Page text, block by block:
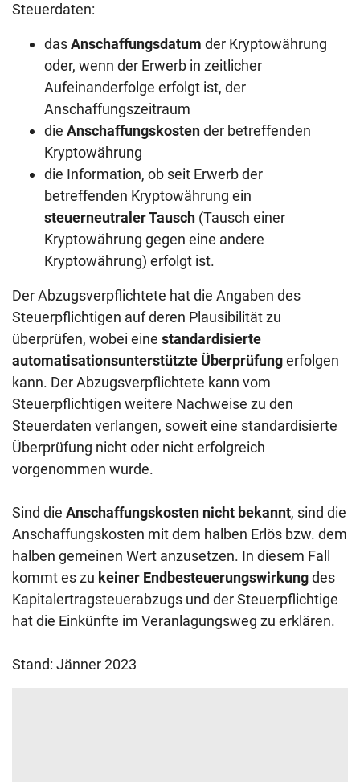
Steuerdaten:
dasAnschaffungsdatum der Kryptowährung
oder, wenn der Erwerb in zeitlicher
Aufeinanderfolge erfolgt ist, der
Anschaffungszeitraum
die Anschaffungskostender betreffenden
Kryptowährung
die Information, ob seit Erwerb der
betreffenden Kryptowährung ein
steuerneutraler Tausch (Tausch einer
Kryptowährung gegen eine andere
Kryptowährung) erfolgt ist.
Der Abzugsverpflichtete hat die Angaben des
Steuerpflichtigen auf deren Plausibilität zu
überprüfen, wobei eine standardisierte
automatisationsunterstützte Überprüfungerfolgen
kann. Der Abzugsverpflichtete kann vom
Steuerpflichtigen weitere Nachweise zu den
Steuerdaten verlangen, soweit eine standardisierte
Überprüfung nicht oder nicht erfolgreich
vorgenommen wurde.
Sind die Anschaffungskosten nicht bekannt, sind die
Anschaffungskosten mit dem halben Erlös bzw. dem
halben gemeinen Wert anzusetzen. In diesem Fall
kommt es zu keiner Endbesteuerungswirkungdes
Kapitalertragsteuerabzugs und der Steuerpflichtige
hat die Einkünfte im Veranlagungsweg zu erklären.
Stand: Jänner 2023